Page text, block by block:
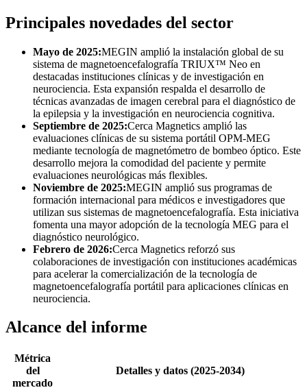
Principales novedades del sector
Mayo de 2025:MEGIN amplió la instalación global de su
sistema de magnetoencefalografía TRIUX™ Neo en
destacadas instituciones clínicas y de investigación en
neurociencia. Esta expansión respalda el desarrollo de
técnicas avanzadas de imagen cerebral para el diagnóstico de
la epilepsia y la investigación en neurociencia cognitiva.
Septiembre de 2025:Cerca Magnetics amplió las
evaluaciones clínicas de su sistema portátil OPM-MEG
mediante tecnología de magnetómetro de bombeo óptico. Este
desarrollo mejora la comodidad del paciente y permite
evaluaciones neurológicas más flexibles.
Noviembre de 2025:MEGIN amplió sus programas de
formación internacional para médicos e investigadores que
utilizan sus sistemas de magnetoencefalografía. Esta iniciativa
fomenta una mayor adopción de la tecnología MEG para el
diagnóstico neurológico.
Febrero de 2026:Cerca Magnetics reforzó sus
colaboraciones de investigación con instituciones académicas
para acelerar la comercialización de la tecnología de
magnetoencefalografía portátil para aplicaciones clínicas en
neurociencia.
Alcance del informe
Métrica
del
mercado
Detalles y datos (2025-2034)